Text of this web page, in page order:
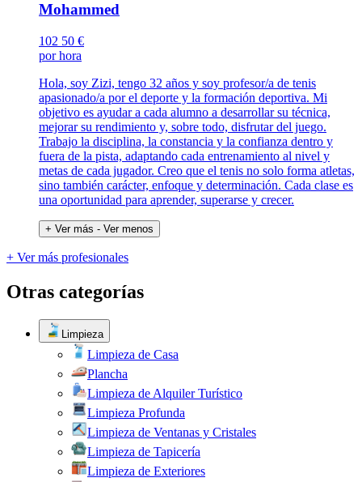
Mohammed
102 50 €
por hora
Hola, soy Zizi, tengo 32 años y soy profesor/a de tenis
apasionado/a por el deporte y la formación deportiva. Mi
objetivo es ayudar a cada alumno a desarrollar su técnica,
mejorar su rendimiento y, sobre todo, disfrutar del juego.
Trabajo la disciplina, la constancia y la confianza dentro y
fuera de la pista, adaptando cada entrenamiento al nivel y
metas de cada jugador. Creo que el tenis no solo forma atletas,
sino también carácter, enfoque y determinación. Cada clase es
una oportunidad para aprender, superarse y crecer.
+ Ver más - Ver menos
+ Ver más profesionales
Otras categorías
Limpieza
Limpieza de Casa
Plancha
Limpieza de Alquiler Turístico
Limpieza Profunda
Limpieza de Ventanas y Cristales
Limpieza de Tapicería
Limpieza de Exteriores